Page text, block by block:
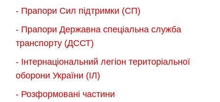
- Прапори Сил підтримки (СП)
- Прапори Державна спеціальна служба
транспорту (ДССТ)
- Інтернаціональний легіон територіальної
оборони України (ІЛ)
- Розформовані частини